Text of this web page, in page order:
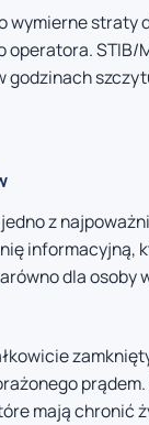
wymierne straty
STIB/
z
informacyjną,
dla osoby
mają chronić